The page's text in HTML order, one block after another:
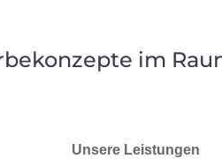
im
Unsere Leistungen